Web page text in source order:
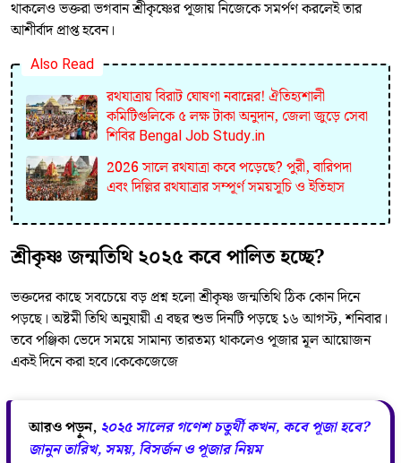
থাকলেও ভক্তরা ভগবান শ্রীকৃষ্ণের পূজায় নিজেকে সমর্পণ করলেই তার
আশীর্বাদ প্রাপ্ত হবেন।
Also Read
রথযাত্রায় বিরাট ঘোষণা নবান্নের! ঐতিহ্যশালী
কমিটিগুলিকে ৫ লক্ষ টাকা অনুদান, জেলা জুড়ে সেবা
শিবির Bengal Job Study.in
2026 সালে রথযাত্রা কবে পড়েছে? পুরী, বারিপদা
এবং দিল্লির রথযাত্রার সম্পূর্ণ সময়সূচি ও ইতিহাস
শ্রীকৃষ্ণ জন্মতিথি ২০২৫ কবে পালিত হচ্ছে?
ভক্তদের কাছে সবচেয়ে বড় প্রশ্ন হলো শ্রীকৃষ্ণ জন্মতিথি ঠিক কোন দিনে
পড়ছে। অষ্টমী তিথি অনুযায়ী এ বছর শুভ দিনটি পড়ছে ১৬ আগস্ট, শনিবার।
তবে পঞ্জিকা ভেদে সময়ে সামান্য তারতম্য থাকলেও পূজার মূল আয়োজন
একই দিনে করা হবে।কেকেজেজে
আরও পড়ুন, ২০২৫ সালের গণেশ চতুর্থী কখন, কবে পূজা হবে?
জানুন তারিখ, সময়, বিসর্জন ও পূজার নিয়ম